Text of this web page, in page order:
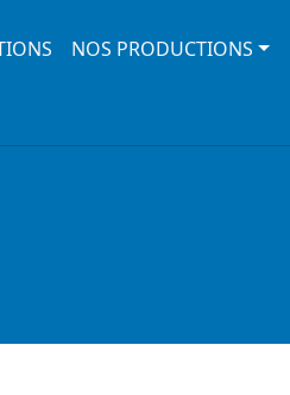
NOS PRODUCTIONS